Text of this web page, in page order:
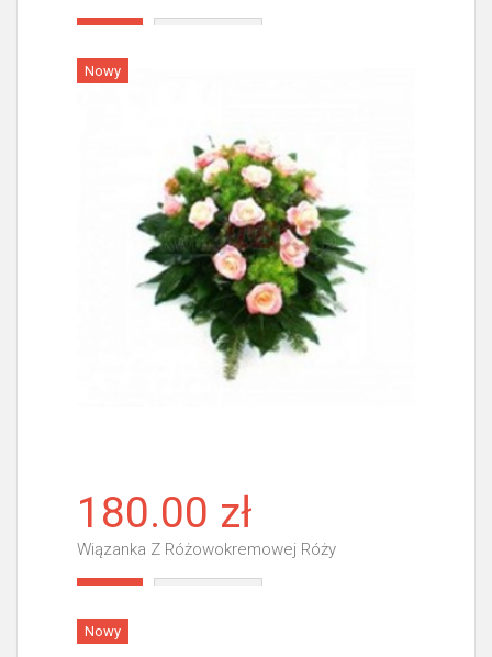
Nowy
180.00 zł
Wiązanka Z Różowokremowej Róży
Nowy